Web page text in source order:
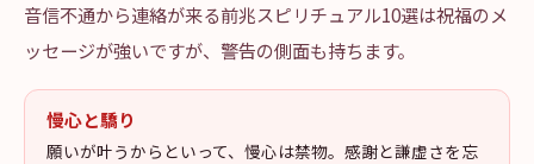
音信不通から連絡が来る前兆スピリチュアル10選は祝福のメ
ッセージが強いですが、警告の側面も持ちます。
慢心と驕り
願いが叶うからといって、慢心は禁物。感謝と謙虚さを忘